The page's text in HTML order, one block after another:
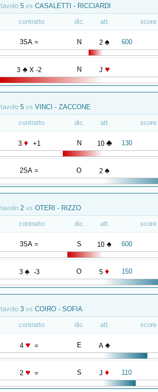
tavolo 5 vs CASALETTI - RICCIARDI
contratto dic. att. score
3SA = N 2 ♠ 600
3 ♠ X -2 N J ♥
tavolo 5 vs VINCI - ZACCONE
contratto dic. att. score
3 ♦ +1 N 10 ♣ 130
2SA = O 2 ♠
tavolo 2 vs OTERI - RIZZO
contratto dic. att. score
3SA = S 10 ♠ 600
3 ♠ -3 O 5 ♦ 150
tavolo 3 vs COIRO - SOFIA
contratto dic. att. score
4 ♥ = E A ♠
2 ♥ = S J ♦ 110